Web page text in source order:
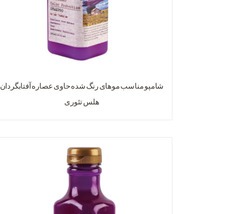
شامپو مناسب موهای رنگ شده حاوی عصاره آفتابگردان
هلس تئوری